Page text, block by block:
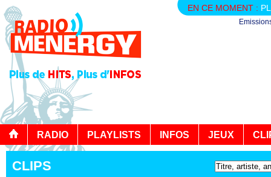
EN CE MOMENT :
RADIO PLAYLISTS INFOS JEUX
CLIPS